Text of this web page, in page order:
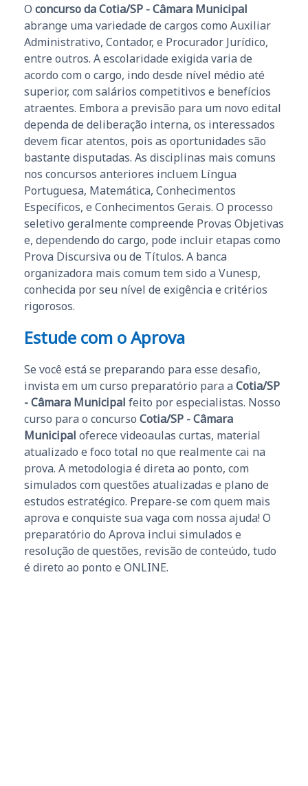
O concurso da Cotia/SP - Câmara Municipal
abrange uma variedade de cargos como Auxiliar
Administrativo, Contador, e Procurador Jurídico,
entre outros. A escolaridade exigida varia de
acordo com o cargo, indo desde nível médio até
superior, com salários competitivos e benefícios
atraentes. Embora a previsão para um novo edital
dependa de deliberação interna, os interessados
devem ficar atentos, pois as oportunidades são
bastante disputadas. As disciplinas mais comuns
nos concursos anteriores incluem Língua
Portuguesa, Matemática, Conhecimentos
Específicos, e Conhecimentos Gerais. O processo
seletivo geralmente compreende Provas Objetivas
e, dependendo do cargo, pode incluir etapas como
Prova Discursiva ou de Títulos. A banca
organizadora mais comum tem sido a Vunesp,
conhecida por seu nível de exigência e critérios
rigorosos.
Estude com o Aprova
Se você está se preparando para esse desafio,
invista em um curso preparatório para a Cotia/SP
- Câmara Municipal feito por especialistas. Nosso
curso para o concurso Cotia/SP - Câmara
Municipal oferece videoaulas curtas, material
atualizado e foco total no que realmente cai na
prova. A metodologia é direta ao ponto, com
simulados com questões atualizadas e plano de
estudos estratégico. Prepare-se com quem mais
aprova e conquiste sua vaga com nossa ajuda! O
preparatório do Aprova inclui simulados e
resolução de questões, revisão de conteúdo, tudo
é direto ao ponto e ONLINE.